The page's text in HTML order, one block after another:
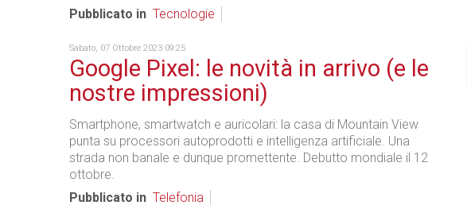
Pubblicato in Tecnologie
Sabato, 07 Ottobre 2023 09:25
Google Pixel: le novità in arrivo (e le
nostre impressioni)
Smartphone, smartwatch e auricolari: la casa di Mountain View
punta su processori autoprodotti e intelligenza artificiale. Una
strada non banale e dunque promettente. Debutto mondiale il 12
ottobre.
Pubblicato in Telefonia